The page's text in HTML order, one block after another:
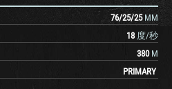
76/25/25 MM
18 度/秒
380 M
PRIMARY